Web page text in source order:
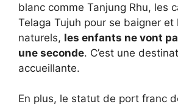
blanc comme Tanjung Rhu, les
Telaga Tujuh pour se baigner et
naturels, les enfants ne vont
une seconde. C’est une
accueillante.
En plus, le statut de port franc